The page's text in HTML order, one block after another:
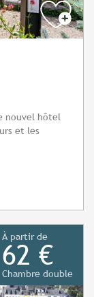
nouvel hôtel
et les
À partir de
62 €
Chambre double